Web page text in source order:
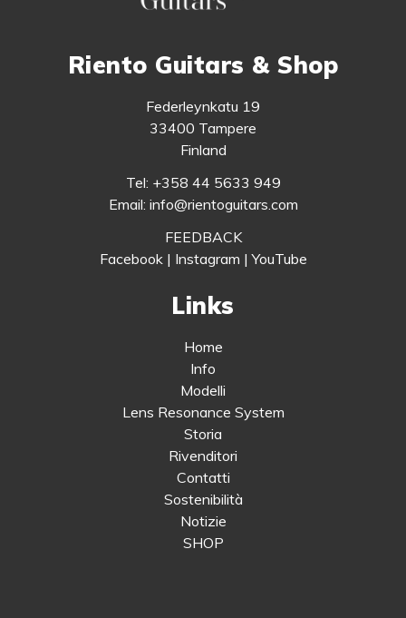
Riento Guitars & Shop
Federleynkatu 19
33400 Tampere
Finland
Tel: +358 44 5633 949
Email: info@rientoguitars.com
FEEDBACK
Facebook| Instagram |YouTube
Links
Home
Info
Modelli
Lens Resonance System
Storia
Rivenditori
Contatti
Sostenibilità
Notizie
SHOP